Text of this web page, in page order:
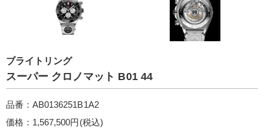
ブライトリング
スーパー クロノマット B01 44
品番：AB0136251B1A2
価格：1,567,500円(税込)